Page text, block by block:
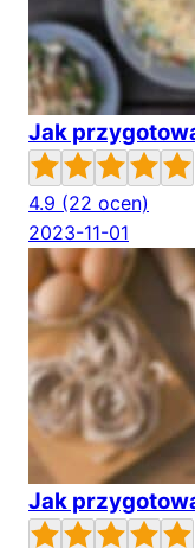
Jak
4.9 (22 ocen)
2023-11-01
Jak